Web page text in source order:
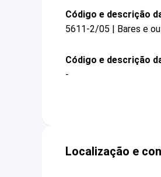
Código e descrição
5611-2/05 | Bares e
Código e descrição
-
Localização e